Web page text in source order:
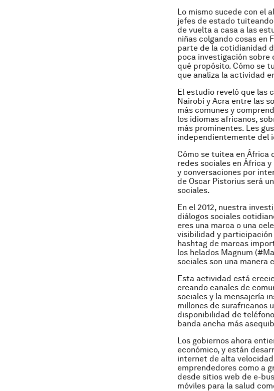
Lo mismo sucede con el
jefes de estado
de vuelta a casa a las
niñas colgando cosas en
parte de la cotidianidad
poca investigación sobre
qué propósito. Cómo se
que analiza la actividad
El estudio reveló que las
Nairobi y Acra entre las
más comunes y
los idiomas africanos,
más prominentes. Les
independientemente del
Cómo se tuitea en África
redes sociales en África
y conversaciones por
de Oscar Pistorius será
sociales.
En el 2012, nuestra
diálogos sociales
eres una marca o una
visibilidad y
hashtag de marcas
los helados Magnum
sociales son una manera
Esta actividad está
creando canales de
sociales y la mensajería
millones de surafricanos
disponibilidad de
banda ancha más
Los gobiernos ahora
económico, y están
internet de alta
emprendedores como a
desde sitios web de e-
móviles para la salud